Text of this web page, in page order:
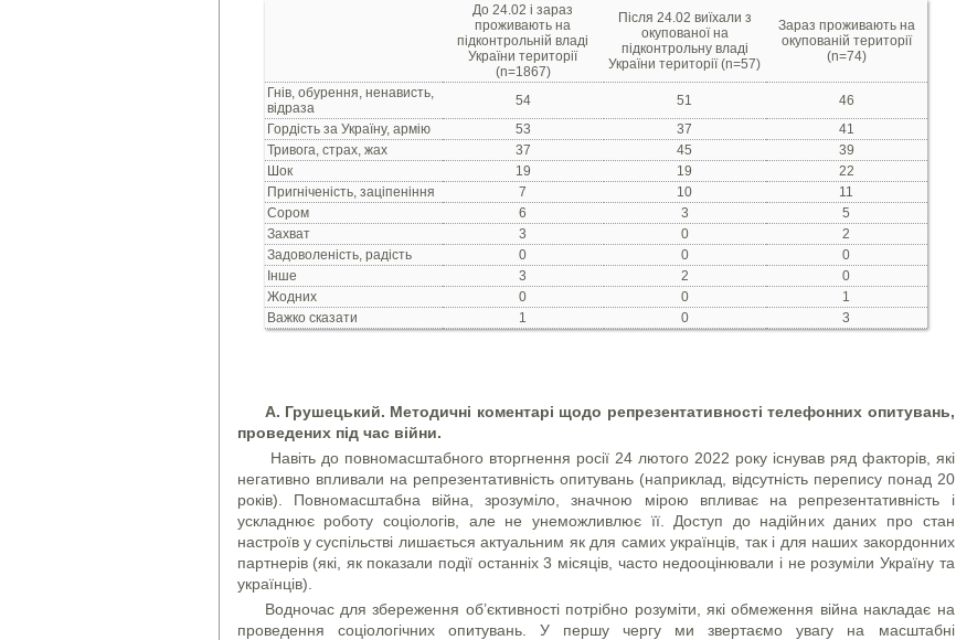
До 24.02 і зараз
проживають на
підконтрольній владі
України території
(n=1867)
Після 24.02 виїхали з
окупованої на
підконтрольну владі
України території (n=57)
Зараз проживають на
окупованій території
(n=74)
Гнів, обурення, ненависть,
відраза
54 51
46
Гордість за Україну, армію
53 37
41
Тривога, страх, жах
37 45
39
Шок
19 19
22
Пригніченість, заціпеніння
7 10
11
Сором
6 3
5
Захват
3 0
2
Задоволеність, радість
0 0
0
Інше
3 2
0
Жодних
0 0
1
Важко сказати
1 0 3
А. Грушецький. Методичні коментарі щодо репрезентативності телефонних опитувань,
проведених під час війни.
Навіть до повномасштабного вторгнення росії 24 лютого 2022 року існував ряд факторів, які
негативно впливали на репрезентативність опитувань (наприклад, відсутність перепису понад 20
років). Повномасштабна війна, зрозуміло, значною мірою впливає на репрезентативність і
ускладнює роботу соціологів, але не унеможливлює її. Доступ до надійних даних про стан
настроїв у суспільстві лишається актуальним як для самих українців, так і для наших закордонних
партнерів (які, як показали події останніх 3 місяців, часто недооцінювали і не розуміли Україну та
українців).
Водночас для збереження об’єктивності потрібно розуміти, які обмеження війна накладає на
проведення соціологічних опитувань. У першу чергу ми звертаємо увагу на масштабні